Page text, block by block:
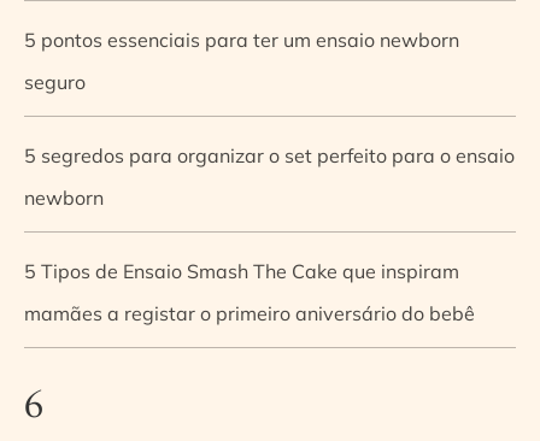
5 pontos essenciais para ter um ensaio newborn
seguro
5 segredos para organizar o set perfeito para o ensaio
newborn
5 Tipos de Ensaio Smash The Cake que inspiram
mamães a registar o primeiro aniversário do bebê
6